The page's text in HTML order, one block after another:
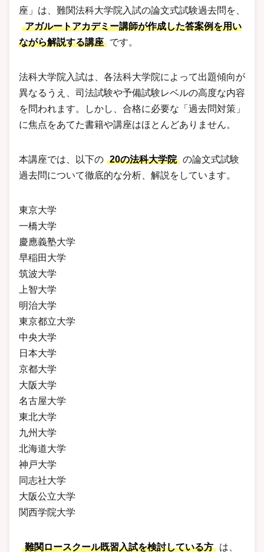
座」は、難関法科大学院入試の論文式試験過去問を、
アガルートアカデミー講師が作成した答案例を用い
ながら解説する講座
です。
法科大学院入試は、各法科大学院によって出題傾向が
異なるうえ、司法試験や予備試験レベルの高度な内容
を問われます。しかし、合格に必要な「過去問対策」
に焦点をあてた書籍や講座はほとんどありません。
本講座では、以下の 20の法科大学院 の論文式試験
過去問について徹底的な分析、解説をしています。
東京大学
一橋大学
慶應義塾大学
早稲田大学
筑波大学
上智大学
明治大学
東京都立大学
中央大学
日本大学
京都大学
大阪大学
名古屋大学
東北大学
九州大学
北海道大学
神戸大学
同志社大学
大阪公立大学
関西学院大学
難関ロースクール既習入試を検討している方
は、